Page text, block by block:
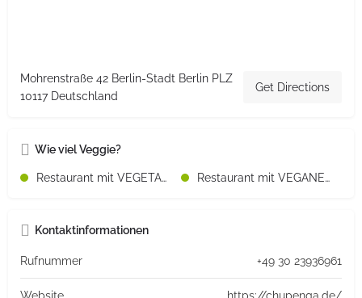
Mohrenstraße 42 Berlin-Stadt Berlin PLZ
10117 Deutschland
Get Directions
Wie viel Veggie?
Restaurant mit VEGETARISCHEN Speisen Restaurant mit VEGANEN Speisen
Kontaktinformationen
Rufnummer +49 30 23936961
Website https://chupenga.de/